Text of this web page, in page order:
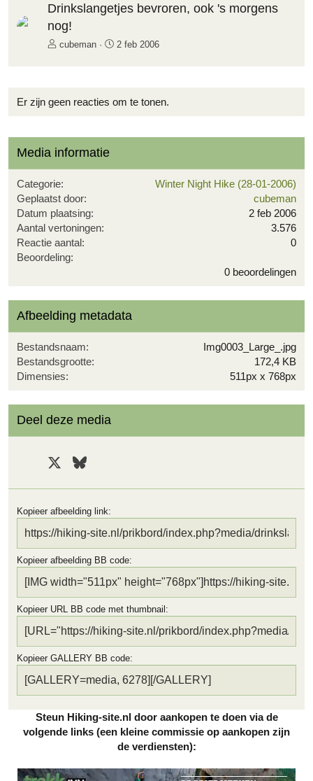
e
Drinkslangetjes bevroren, ook 's morgens
nog!
cubeman 2 feb 2006
Er zijn geen reacties om te tonen.
Media informatie
Categorie
Winter Night Hike (28-01-2006)
Geplaatst door
cubeman
Datum plaatsing
2 feb 2006
Aantal vertoningen
3.576
Reactie aantal
0
Beoordeling
,
e
r
)
0 beoordelingen
Afbeelding metadata
Bestandsnaam
Img0003_Large_.jpg
Bestandsgrootte
172,4 KB
Dimensies
511px x 768px
Deel deze media
Facebook Bluesky
Kopieer afbeelding link
Kopieer afbeelding BB code
Kopieer URL BB code met thumbnail
Kopieer GALLERY BB code
Steun Hiking-site.nl door aankopen te doen via de
volgende links (een kleine commissie op aankopen zijn
de verdiensten):